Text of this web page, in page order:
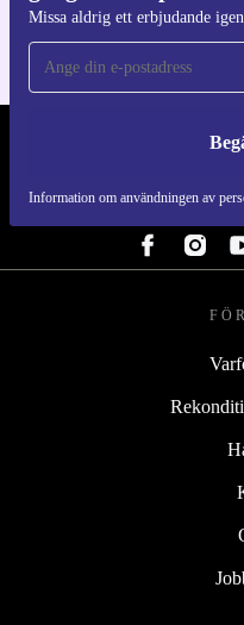
Missa aldrig ett erbjudande igen
Information om användningen av
REFURBED